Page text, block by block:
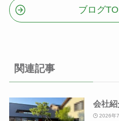
ブログ
関連記事
会社
2026年